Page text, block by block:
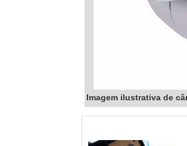
Imagem ilustrativa de